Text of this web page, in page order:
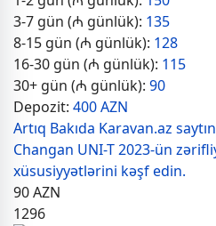
3-7 gün (₼ günlük): 135
8-15 gün (₼ günlük): 128
16-30 gün (₼ günlük): 115
30+ gün (₼ günlük): 90
Depozit: 400 AZN
Artıq Bakıda Karavan.az
Changan UNI-T 2023-ün
xüsusiyyətlərini kəşf edin.
90AZN
1296